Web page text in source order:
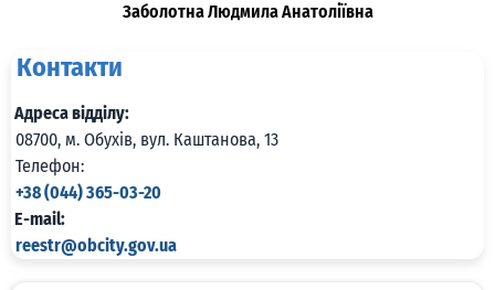
Заболотна Людмила Анатоліївна
Контакти
Адреса відділу:
08700, м. Обухів, вул. Каштанова, 13
Телефон:
+38 (044) 365-03-20
E-mail:
reestr@obcity.gov.ua